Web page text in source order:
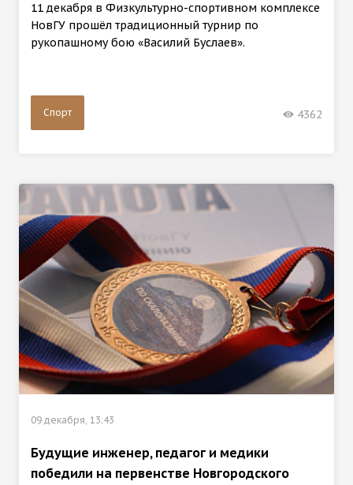
11 декабря в Физкультурно-спортивном комплексе
НовГУ прошёл традиционный турнир по
рукопашному бою «Василий Буслаев».
Спорт 4362
09 декабря, 13:43
Будущие инженер, педагог и медики
победили на первенстве Новгородского